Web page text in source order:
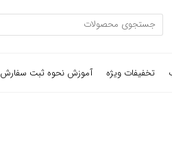
تخفیفات ویژه آموزش نحوه ثبت سفارش